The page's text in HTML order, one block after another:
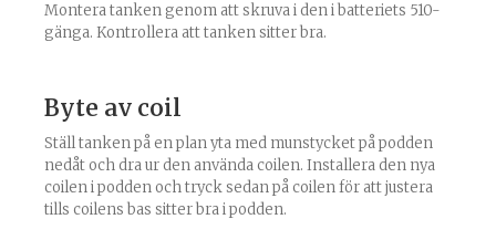
Montera tanken genom att skruva i den i batteriets 510-
gänga. Kontrollera att tanken sitter bra.
Byte av coil
Ställ tanken på en plan yta med munstycket på podden
nedåt och dra ur den använda coilen. Installera den nya
coilen i podden och tryck sedan på coilen för att justera
tills coilens bas sitter bra i podden.